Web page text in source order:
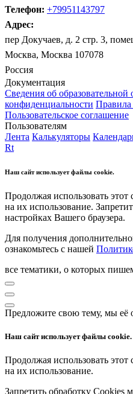
Телефон: +79951143797
Адрес:
пер Докучаев, д. 2 стр. 3,
Москва, Москва 107078
Россия
Документация
Сведения об образовательной
конфиденциальности Правила
Пользовательское соглашение
Пользователям
Лента Калькуляторы
Rt
Наш сайт использует файлы cookie.
Продолжая использовать этот
на их использование.
настройках Вашего браузера.
Для получения
ознакомьтесь с нашей
все тематики, о которых
Предложите свою тему, мы её
Наш сайт использует файлы cookie.
Продолжая использовать этот
на их использование.
Запретить обработку Cookies